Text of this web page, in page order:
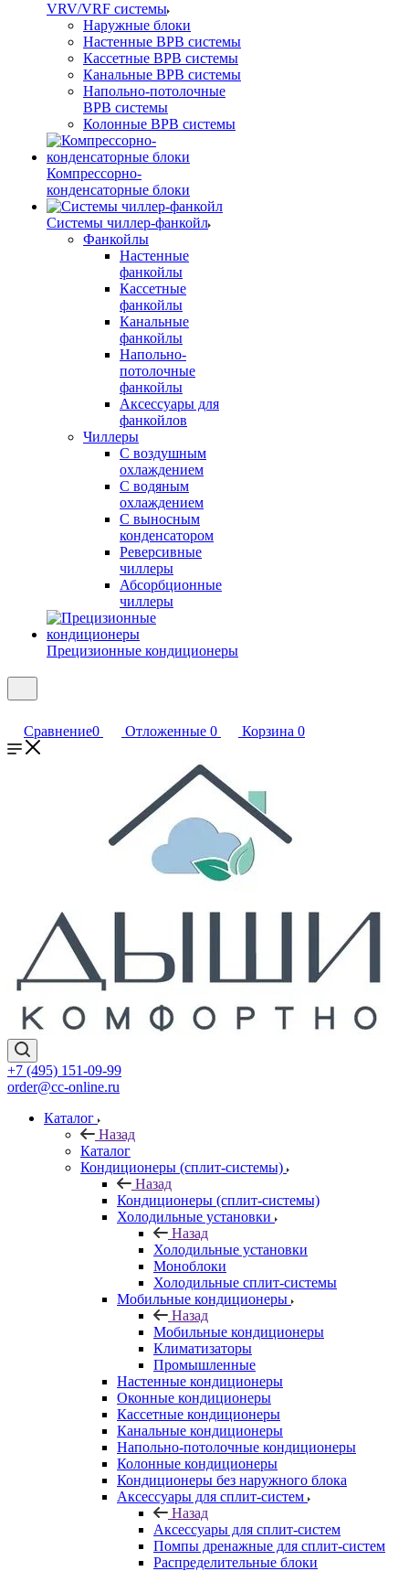
VRV/VRF системы
Наружные блоки
Настенные ВРВ системы
Кассетные ВРВ системы
Канальные ВРВ системы
Напольно-потолочные
ВРВ системы
Колонные ВРВ системы
Компрессорно-
конденсаторные блоки
Системы чиллер-фанкойл
Фанкойлы
Настенные
фанкойлы
Кассетные
фанкойлы
Канальные
фанкойлы
Напольно-
потолочные
фанкойлы
Аксессуары для
фанкойлов
Чиллеры
С воздушным
охлаждением
С водяным
охлаждением
С выносным
конденсатором
Реверсивные
чиллеры
Абсорбционные
чиллеры
Прецизионные кондиционеры
Сравнение0 Отложенные 0 Корзина 0
+7 (495) 151-09-99
order@cc-online.ru
Каталог
Назад
Каталог
Кондиционеры (сплит-системы)
Назад
Кондиционеры (сплит-системы)
Холодильные установки
Назад
Холодильные установки
Моноблоки
Холодильные сплит-системы
Мобильные кондиционеры
Назад
Мобильные кондиционеры
Климатизаторы
Промышленные
Настенные кондиционеры
Оконные кондиционеры
Кассетные кондиционеры
Канальные кондиционеры
Напольно-потолочные кондиционеры
Колонные кондиционеры
Кондиционеры без наружного блока
Аксессуары для сплит-систем
Назад
Аксессуары для сплит-систем
Помпы дренажные для сплит-систем
Распределительные блоки